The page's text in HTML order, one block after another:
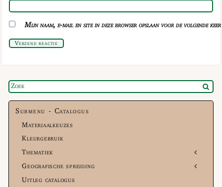
Mijn naam, e-mail en site in deze browser opslaan voor de volgende
Verzend reactie
Submenu - Catalogus
Materiaalkeuzes
Kleurgebruik
Thematiek
Geografische spreiding
Uitleg catalogus